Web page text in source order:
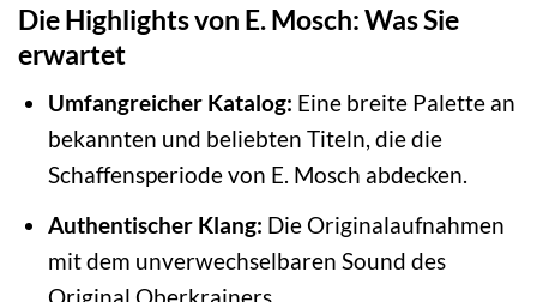
Die Highlights von E. Mosch: Was Sie
erwartet
Umfangreicher Katalog: Eine breite Palette an
bekannten und beliebten Titeln, die die
Schaffensperiode von E. Mosch abdecken.
Authentischer Klang: Die Originalaufnahmen
mit dem unverwechselbaren Sound des